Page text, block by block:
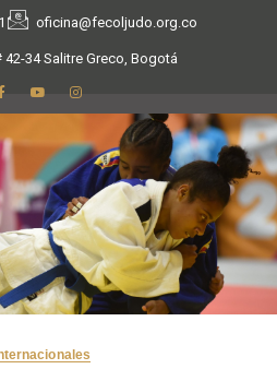
oficina@fecoljudo.org.co
42-34 Salitre Greco, Bogotá